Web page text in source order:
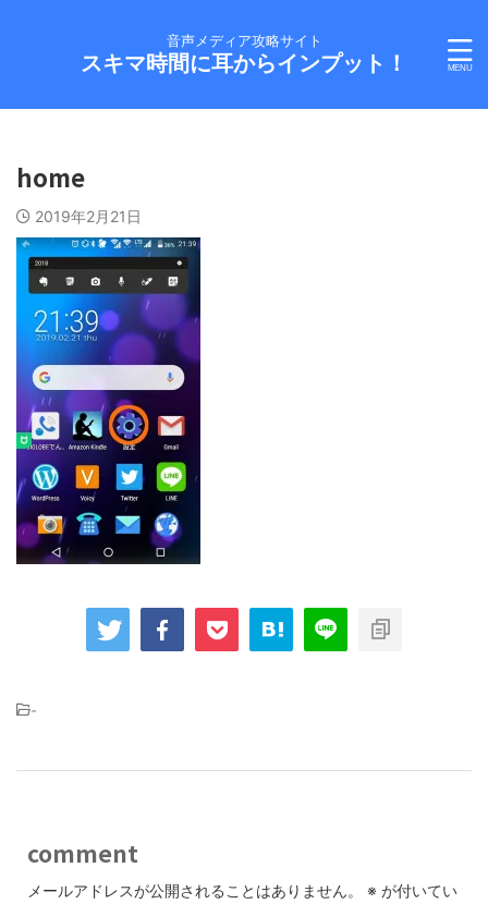
音声メディア攻略サイト
スキマ時間に耳からインプット！
home
2019年2月21日
-
comment
メールアドレスが公開されることはありません。 ※ が付いてい